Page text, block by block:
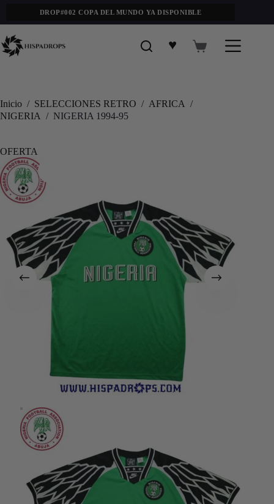
DROP#002 COPA DEL MUNDO YA DISPONIBLE
♥
Inicio / SELECCIONES RETRO / AFRICA /
NIGERIA / NIGERIA 1994-95
OFERTA